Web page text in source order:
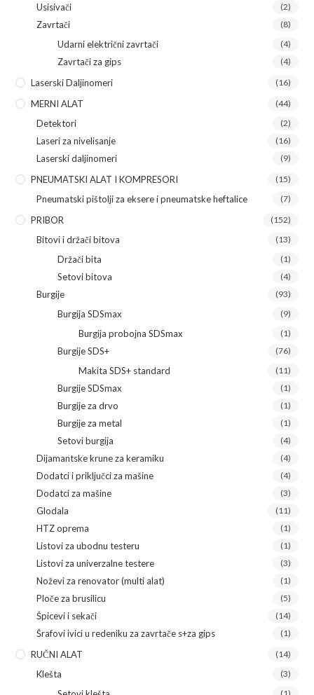
Usisivači (2)
Zavrtači (8)
Udarni električni zavrtači (4)
Zavrtači za gips (4)
Laserski Daljinomeri (16)
MERNI ALAT (44)
Detektori (2)
Laseri za nivelisanje (16)
Laserski daljinomeri (9)
PNEUMATSKI ALAT I KOMPRESORI (15)
Pneumatski pištolji za eksere i pneumatske heftalice (7)
PRIBOR (152)
Bitovi i držači bitova (13)
Držači bita (1)
Setovi bitova (4)
Burgije (93)
Burgija SDSmax (9)
Burgija probojna SDSmax (1)
Burgije SDS+ (76)
Makita SDS+ standard (11)
Burgije SDSmax (1)
Burgije za drvo (1)
Burgije za metal (1)
Setovi burgija (4)
Dijamantske krune za keramiku (4)
Dodatci i priključci za mašine (4)
Dodatci za mašine (3)
Glodala (11)
HTZ oprema (1)
Listovi za ubodnu testeru (1)
Listovi za univerzalne testere (3)
Noževi za renovator (multi alat) (1)
Ploče za brusilicu (5)
Špicevi i sekači (14)
Šrafovi ivici u redeniku za zavrtače s+za gips (1)
RUČNI ALAT (14)
Klešta (3)